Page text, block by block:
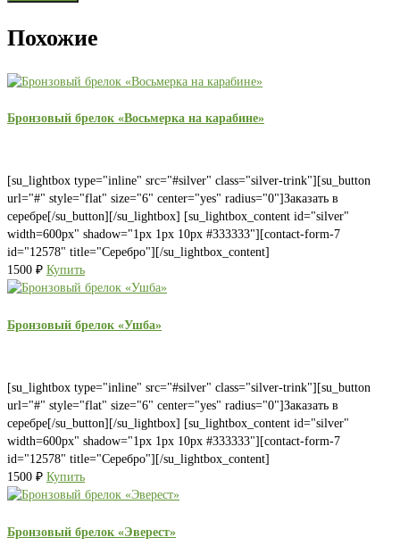
Похожие
Бронзовый брелок «Восьмерка на карабине»
[su_lightbox type="inline" src="#silver" class="silver-trink"][su_button
url="#" style="flat" size="6" center="yes" radius="0"]Заказать в
серебре[/su_button][/su_lightbox] [su_lightbox_content id="silver"
width=600px" shadow="1px 1px 10px #333333"][contact-form-7
id="12578" title="Серебро"][/su_lightbox_content]
1500 ₽ Купить
Бронзовый брелок «Ушба»
[su_lightbox type="inline" src="#silver" class="silver-trink"][su_button
url="#" style="flat" size="6" center="yes" radius="0"]Заказать в
серебре[/su_button][/su_lightbox] [su_lightbox_content id="silver"
width=600px" shadow="1px 1px 10px #333333"][contact-form-7
id="12578" title="Серебро"][/su_lightbox_content]
1500 ₽ Купить
Бронзовый брелок «Эверест»